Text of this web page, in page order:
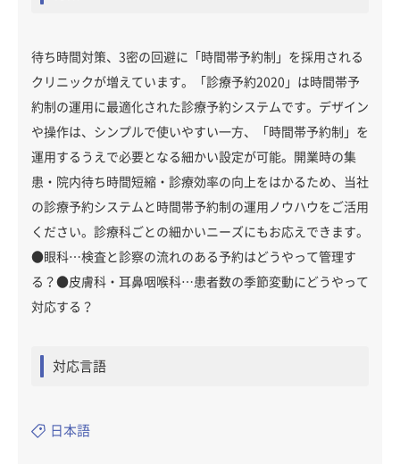
待ち時間対策、3密の回避に「時間帯予約制」を採用される
クリニックが増えています。「診療予約2020」は時間帯予
約制の運用に最適化された診療予約システムです。デザイン
や操作は、シンプルで使いやすい一方、「時間帯予約制」を
運用するうえで必要となる細かい設定が可能。開業時の集
患・院内待ち時間短縮・診療効率の向上をはかるため、当社
の診療予約システムと時間帯予約制の運用ノウハウをご活用
ください。診療科ごとの細かいニーズにもお応えできます。
●眼科…検査と診察の流れのある予約はどうやって管理す
る？●皮膚科・耳鼻咽喉科…患者数の季節変動にどうやって
対応する？
対応言語
日本語